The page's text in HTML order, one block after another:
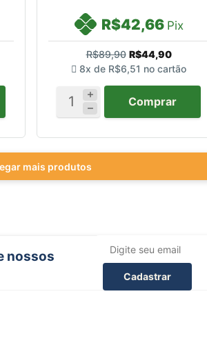
R$42,66 Pix
R$89,90 R$44,90
8x de R$6,51 no cartão
Comprar
mais produtos
nossos
Cadastrar